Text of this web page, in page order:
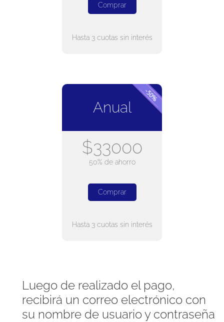
Comprar
Hasta 3 cuotas sin interés
Anual
$33000
50% de ahorro
Comprar
Hasta 3 cuotas sin interés
Luego de realizado el pago,
recibirá un correo electrónico con
su nombre de usuario y contraseña